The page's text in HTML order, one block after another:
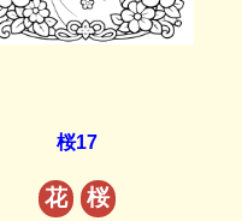
桜17
花 桜